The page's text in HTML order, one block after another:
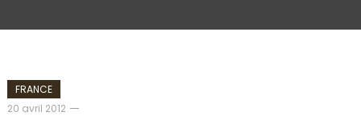
FRANCE
20 avril 2012
admin